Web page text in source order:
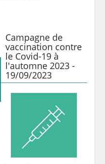
Campagne de
vaccination contre
le Covid-19 à
l'automne 2023 -
19/09/2023